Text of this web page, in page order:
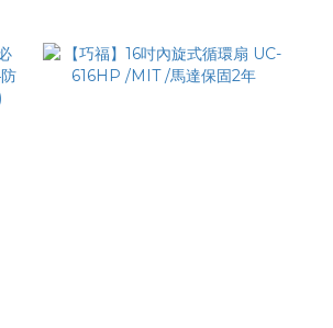
★★★★ 60ml*1+蘆薈
保濕舒緩凝膠150ml*1)